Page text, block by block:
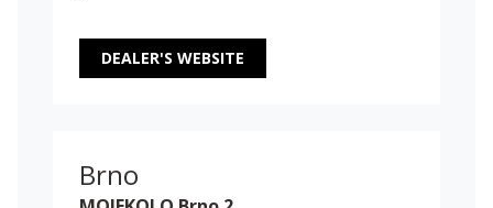
DEALER'S WEBSITE
Brno